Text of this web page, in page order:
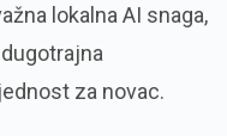
lokalna AI snaga,
za novac.